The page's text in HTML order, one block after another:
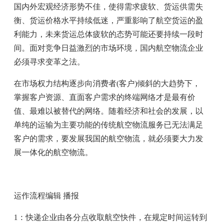
国内外宏观经济形势不佳，使得需求疲软、货运供需失
衡、货运价格水平持续低迷，严重影响了航空货运的盈
利能力，未来货运总体疲软的态势可能还要持续一段时
间。面对竞争日益激烈的市场环境，国内航空物流企业
必须寻求变革之法。
在市场权力结构逐步向消费者(客户)倾斜的大趋势下，
掌握客户资源、直面客户需求的终端网络才是最有价
值、最难以被替代的网络。随着经济和社会的发展，以
单纯的运输为主要功能的传统航空物流服务已无法满足
客户的需求，要发展我国的航空物流，就必须要大力发
展一体化的航空物流。
运作流程编辑 播报
1：快递企业由各分点收取航空快件，在规定时间运转到